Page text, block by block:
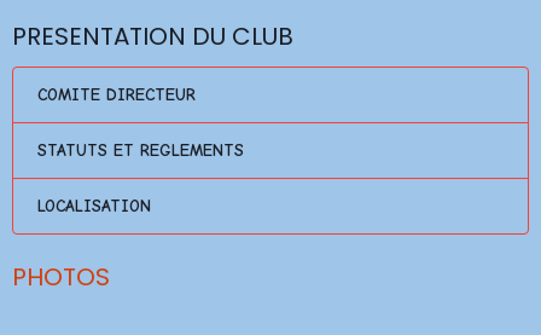
PRESENTATION DU CLUB
COMITE DIRECTEUR
STATUTS ET REGLEMENTS
LOCALISATION
PHOTOS